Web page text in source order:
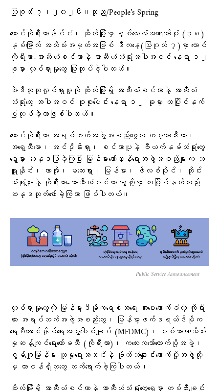
သြဂုတ် ၇၊၂၀၂၆။သုည/People’s Spring
တောင်ကိုရီးယားနိုင်ငံ၊ ဆိုးလ်မြို့မှာ ရှစ်လေးလုံးအရေးတော်ပုံ (၃၈)
နှစ်မြောက် အထိမ်းအမှတ်အဖြစ် ဒီကနေ့(သြဂုတ် ၇)မှာ တောင်
ကိုရီးယား-အာဆီယံစင်တာနဲ့ အာဆီယံသံရုံးအပါအဝင် နေရာ ၁၂
ခုမှာ လှုပ်ရှားမှုတွေ ပြုလုပ်ခဲ့ပါတယ်။
အဲဒီလူထုလှုပ်ရှားမှုကို ဆိုးလ်မြို့ရှိ အာဆီယံစင်တာနဲ့ အာဆီယံ
သံရုံးတွေ အပါအဝင် စုစုပေါင်း နေရာ ၁၂ ခုမှာ တပြိုင်နက်
ပြုလုပ်ခဲ့တာဖြစ်ပါတယ်။
တောင်ကိုရီးယား အရပ်ဘက်အဖွဲ့အစည်းတွေက ကမ္ဘောဒီးယား၊
အရှေ့တီမော၊ အင်ဒိုနီးရှား၊ စင်ကာပူနဲ့ ဗီယက်နမ်သံရုံးတွေ
ရှေ့မှာ ဆန္ဒပြခဲ့ကြပြီး မြန်မာတော်လှန်ရေးအဖွဲ့အစည်းများက ဘ
ရူနိုင်း၊ လာအို၊ မလေးရှား၊ မြန်မာ၊ ဖိလစ်ပိုင်၊ ထိုင်း
သံရုံးများနဲ့ ကိုရီးယား-အာဆီယံစင်တာ ရှေ့တို့မှာ တပြိုင်နက်တည်း
ဆန္ဒထုတ်ဖော်ခဲ့ကြတာ ဖြစ်ပါတယ်။
Public Service Announcement
လှုပ်ရှားမှုတွေကို မြန်မာ့ဒီမိုကရေစီအရေး အားပေးထောက်ခံတဲ့ ကိုရီး
ယား အရပ်ဘက်အဖွဲ့အစည်းတွေ၊ မြန်မာ့ဖက်ဒရယ်ဒီမိုက
ရေစီအောင်နိုင်ရေးအဖွဲ့ပေါင်းချုပ် (MFDMC)၊ စစ်အာဏာသိမ်း
မှုဆန့်ကျင်ရေးကော်မတီ (ကိုရီးယား)၊ ကလေးကဘော်ထောက်ပို့အဖွဲ့၊
ဂွမ်ဂျုးမြန်မာ လူမှုရေးအသင်းနဲ့ ဗိုလ်သံချောင်းထောက်ပို့အဖွဲ့တို့
မှ တာဝန်ရှိသူတွေ တက်ရောက်ခဲ့ကြပါတယ်။